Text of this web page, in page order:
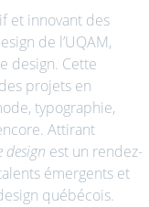
et innovant des
de l’UQAM,
design. Cette
projets en
typographie,
Attirant
design est un rendez-
émergents et
québécois.